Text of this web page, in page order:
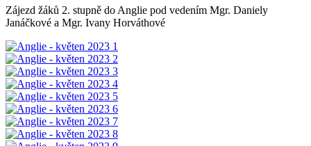
Zájezd žáků 2. stupně do Anglie pod vedením Mgr. Daniely
Janáčkové a Mgr. Ivany Horváthové